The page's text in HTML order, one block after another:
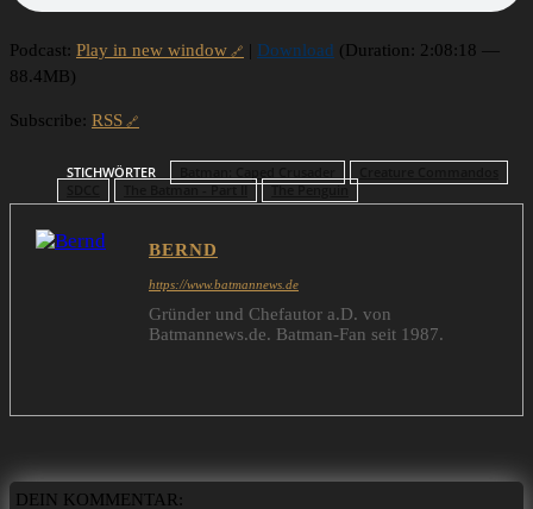
Podcast: Play in new window | Download (Duration: 2:08:18 —
88.4MB)
Subscribe: RSS
STICHWÖRTER
The Batman - Part II The Penguin
BERND
https://www.batmannews.de
Gründer und Chefautor a.D. von
Batmannews.de. Batman-Fan seit 1987.
DEIN KOMMENTAR: